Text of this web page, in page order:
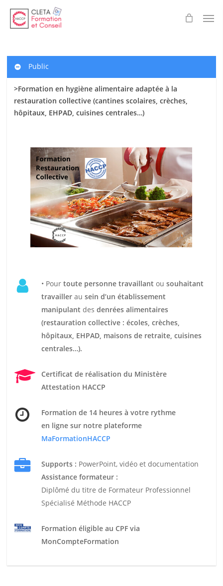
main
Public
>Formation en hygiène alimentaire adaptée à la
restauration collective (cantines scolaires, crèches,
hôpitaux, EHPAD, cuisines centrales…)
• Pour toute personne travaillant ou souhaitant
travailler au sein d’un établissement
manipulant des denrées alimentaires
(restauration collective : écoles, crèches,
hôpitaux, EHPAD, maisons de retraite, cuisines
centrales…).
Certificat de réalisation du Ministère
Attestation HACCP
Formation de 14 heures à votre rythme
en ligne sur notre plateforme
MaFormationHACCP
Supports : PowerPoint, vidéo et documentation
Assistance formateur :
Diplômé du titre de Formateur Professionnel
Spécialisé Méthode HACCP
Formation éligible au CPF via
MonCompteFormation